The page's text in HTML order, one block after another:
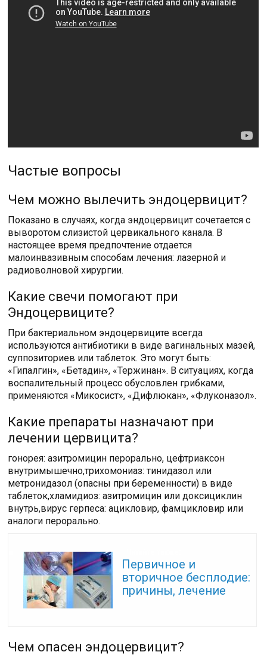
Частые вопросы
Чем можно вылечить эндоцервицит?
Показано в случаях, когда эндоцервицит сочетается с
выворотом слизистой цервикального канала. В
настоящее время предпочтение отдается
малоинвазивным способам лечения: лазерной и
радиоволновой хирургии.
Какие свечи помогают при
Эндоцервиците?
При бактериальном эндоцервиците всегда
используются антибиотики в виде вагинальных мазей,
суппозиториев или таблеток. Это могут быть:
«Гипалгин», «Бетадин», «Тержинан». В ситуациях, когда
воспалительный процесс обусловлен грибками,
применяются «Микосист», «Дифлюкан», «Флуконазол».
Какие препараты назначают при
лечении цервицита?
гонорея: азитромицин перорально, цефтриаксон
внутримышечно,трихомониаз: тинидазол или
метронидазол (опасны при беременности) в виде
таблеток,хламидиоз: азитромицин или доксициклин
внутрь,вирус герпеса: ацикловир, фамцикловир или
аналоги перорально.
Первичное и
вторичное бесплодие:
причины, лечение
Чем опасен эндоцервицит?